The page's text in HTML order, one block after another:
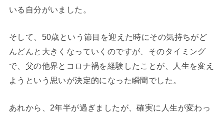
いる自分がいました。
そして、50歳という節目を迎えた時にその気持ちがど
んどんと大きくなっていくのですが、そのタイミング
で、父の他界とコロナ禍を経験したことが、人生を変え
ようという思いが決定的になった瞬間でした。
あれから、2年半が過ぎましたが、確実に人生が変わっ